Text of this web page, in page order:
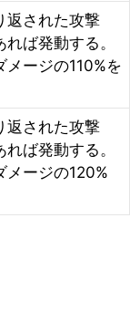
返された攻撃
ば発動する。
メージの110%を
返された攻撃
ば発動する。
メージの120%